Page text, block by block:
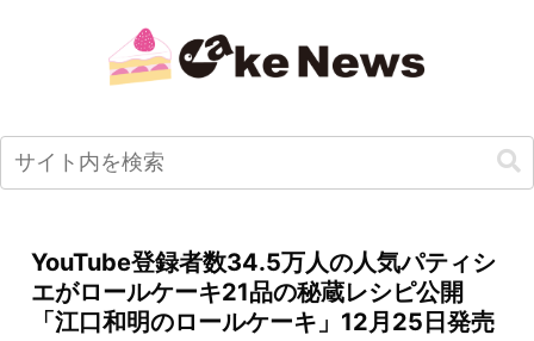
YouTube登録者数34.5万人の人気パティシ
エがロールケーキ21品の秘蔵レシピ公開
「江口和明のロールケーキ」12月25日発売